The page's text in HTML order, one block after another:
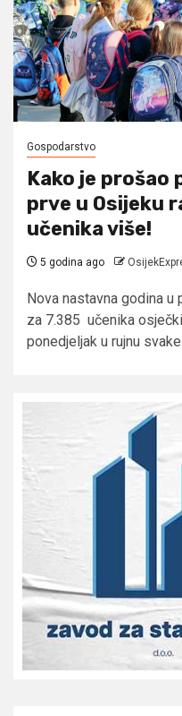
Gospodarstvo
Kako je prošao
prve u Osijeku
učenika više!
5 godina ago
Nova nastavna godina u
za 7.385 učenika
ponedjeljak u rujnu